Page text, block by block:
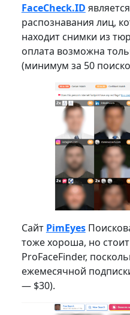
FaceCheck.ID
распознавания лиц,
находит снимки из
оплата возможна
(минимум за 50
Сайт PimEyes
тоже хороша, но
ProFaceFinder,
ежемесячной
— $30).